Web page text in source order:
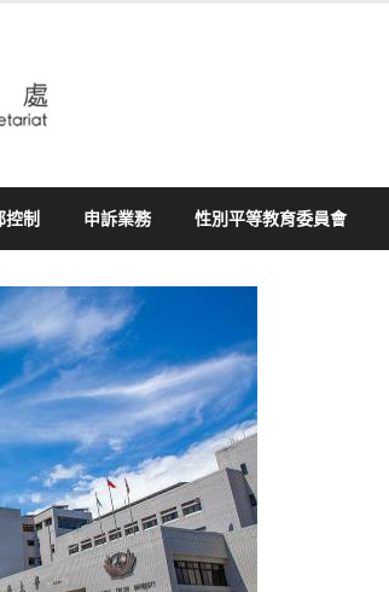
控制 申訴業務 性別平等教育委員會